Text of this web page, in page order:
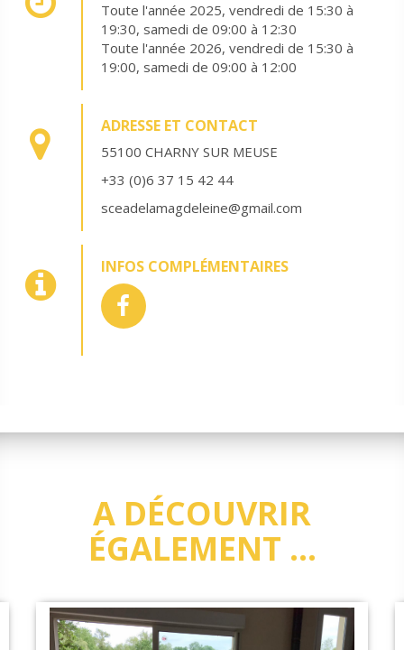
Toute l'année 2025, vendredi de 15:30 à
19:30, samedi de 09:00 à 12:30
Toute l'année 2026, vendredi de 15:30 à
19:00, samedi de 09:00 à 12:00
ADRESSE ET CONTACT
55100 CHARNY SUR MEUSE
+33 (0)6 37 15 42 44
sceadelamagdeleine@gmail.com
INFOS COMPLÉMENTAIRES
A DÉCOUVRIR
ÉGALEMENT ...